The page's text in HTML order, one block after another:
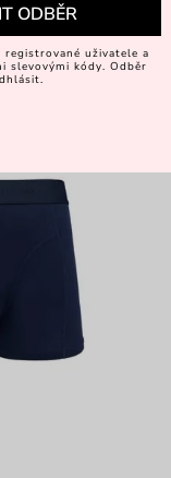
ODBĚR
uživatele a
slevovými kódy. Odběr